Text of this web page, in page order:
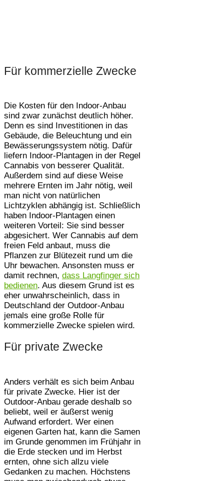
Für kommerzielle Zwecke
Die Kosten für den Indoor-Anbau
sind zwar zunächst deutlich höher.
Denn es sind Investitionen in das
Gebäude, die Beleuchtung und ein
Bewässerungssystem nötig. Dafür
liefern Indoor-Plantagen in der Regel
Cannabis von besserer Qualität.
Außerdem sind auf diese Weise
mehrere Ernten im Jahr nötig, weil
man nicht von natürlichen
Lichtzyklen abhängig ist. Schließlich
haben Indoor-Plantagen einen
weiteren Vorteil: Sie sind besser
abgesichert. Wer Cannabis auf dem
freien Feld anbaut, muss die
Pflanzen zur Blütezeit rund um die
Uhr bewachen. Ansonsten muss er
damit rechnen, dass Langfinger sich
bedienen. Aus diesem Grund ist es
eher unwahrscheinlich, dass in
Deutschland der Outdoor-Anbau
jemals eine große Rolle für
kommerzielle Zwecke spielen wird.
Für private Zwecke
Anders verhält es sich beim Anbau
für private Zwecke. Hier ist der
Outdoor-Anbau gerade deshalb so
beliebt, weil er äußerst wenig
Aufwand erfordert. Wer einen
eigenen Garten hat, kann die Samen
im Grunde genommen im Frühjahr in
die Erde stecken und im Herbst
ernten, ohne sich allzu viele
Gedanken zu machen. Höchstens